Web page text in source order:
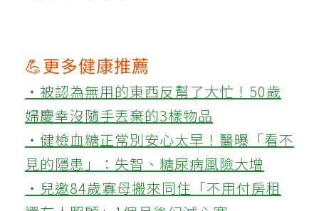
💪更多健康推薦
‧被認為無用的東西反幫了大忙！50歲
婦慶幸沒隨手丟棄的3樣物品
‧健檢血糖正常別安心太早！醫曝「看不
見的隱患」：失智、糖尿病風險大增
‧兒邀84歲寡母搬來同住「不用付房租